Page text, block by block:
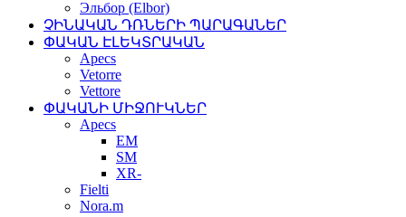
Эльбор (Elbor)
ՉԻՆԱԿԱՆ ԴՌՆԵՐԻ ՊԱՐԱԳԱՆԵՐ
ՓԱԿԱՆ ԷԼԵԿՏՐԱԿԱՆ
Apecs
Vetorre
Vettore
ՓԱԿԱՆԻ ՄԻՋՈՒԿՆԵՐ
Apecs
EM
SM
XR-
Fielti
Nora.m